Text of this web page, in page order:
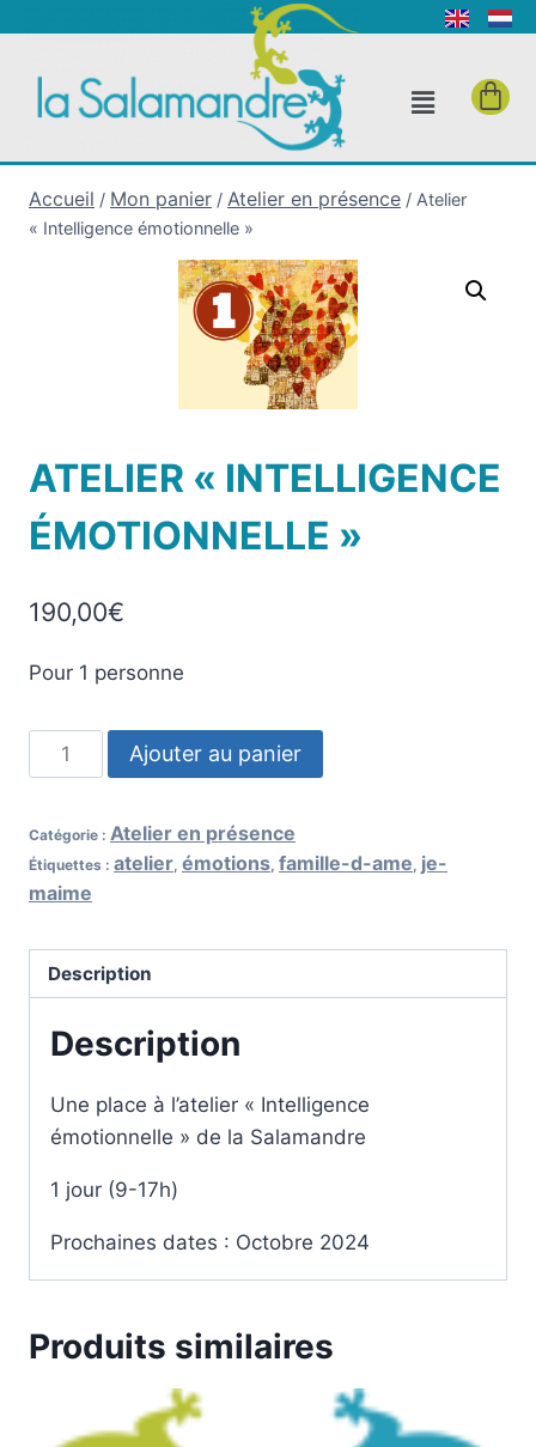
Accueil / Mon panier / Atelier en présence / Atelier
« Intelligence émotionnelle »
ATELIER « INTELLIGENCE
ÉMOTIONNELLE »
190,00€
Pour 1 personne
Ajouter au panier
Catégorie : Atelier en présence
Étiquettes : atelier émotions famille-d-ame je-
maime
Description
Description
Une place à l’atelier « Intelligence
émotionnelle » de la Salamandre
1 jour (9-17h)
Prochaines dates : Octobre 2024
Produits similaires